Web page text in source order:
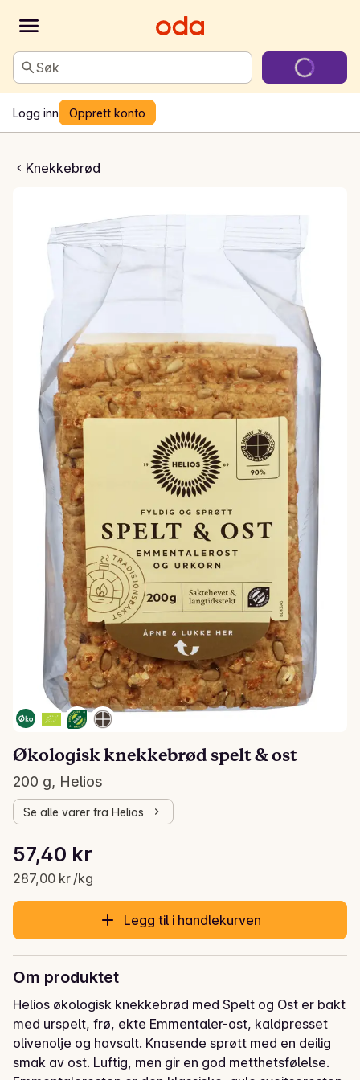
Søk
Logg inn Opprett konto
Knekkebrød
spelt & ost
Økologisk knekkebrød spelt & ost
200 g, Helios
Se alle varer fra Helios
Gjeldende pris er: 57,40 kr
57,40 kr
287,00 kr /kg
Stykkpris: 287,00 kr /kg
Legg til i handlekurven
Om produktet
Helios økologisk knekkebrød med Spelt og Ost er bakt
med urspelt, frø, ekte Emmentaler-ost, kaldpresset
olivenolje og havsalt. Knasende sprøtt med en deilig
smak av ost. Luftig, men gir en god metthetsfølelse.